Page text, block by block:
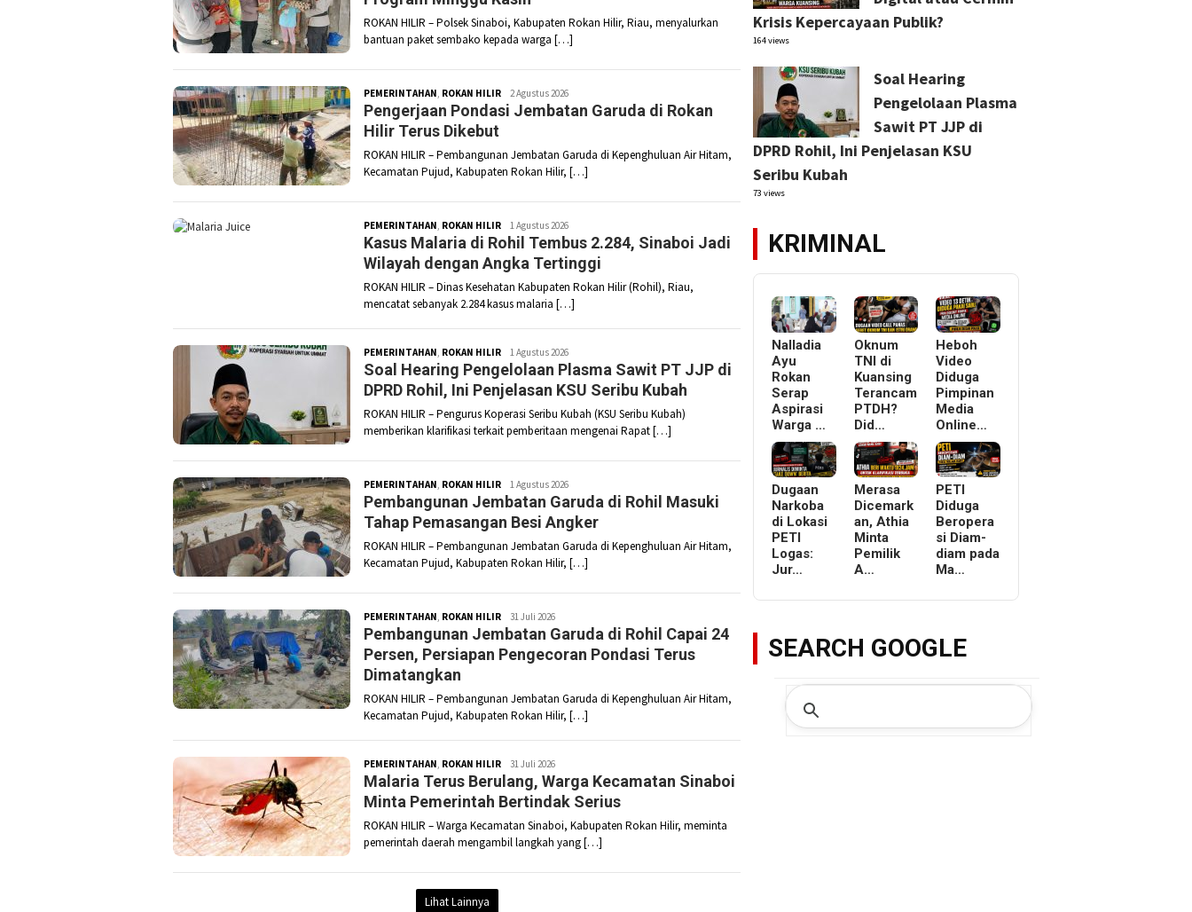
ROKAN HILIR – Polsek Sinaboi, Kabupaten Rokan Hilir, Riau, menyalurkan
bantuan paket sembako kepada warga […]
PEMERINTAHAN, ROKAN HILIR Redaksi
2 Agustus 2026
Pengerjaan Pondasi Jembatan Garuda di Rokan
Hilir Terus Dikebut
ROKAN HILIR – Pembangunan Jembatan Garuda di Kepenghuluan Air Hitam,
Kecamatan Pujud, Kabupaten Rokan Hilir, […]
PEMERINTAHAN, ROKAN HILIR Redaksi
1 Agustus 2026
Kasus Malaria di Rohil Tembus 2.284, Sinaboi Jadi
Wilayah dengan Angka Tertinggi
ROKAN HILIR – Dinas Kesehatan Kabupaten Rokan Hilir (Rohil), Riau,
mencatat sebanyak 2.284 kasus malaria […]
PEMERINTAHAN, ROKAN HILIR Redaksi
1 Agustus 2026
Soal Hearing Pengelolaan Plasma Sawit PT JJP di
DPRD Rohil, Ini Penjelasan KSU Seribu Kubah
ROKAN HILIR – Pengurus Koperasi Seribu Kubah (KSU Seribu Kubah)
memberikan klarifikasi terkait pemberitaan mengenai Rapat […]
PEMERINTAHAN, ROKAN HILIR Redaksi
1 Agustus 2026
Pembangunan Jembatan Garuda di Rohil Masuki
Tahap Pemasangan Besi Angker
ROKAN HILIR – Pembangunan Jembatan Garuda di Kepenghuluan Air Hitam,
Kecamatan Pujud, Kabupaten Rokan Hilir, […]
PEMERINTAHAN, ROKAN HILIR Redaksi
31 Juli 2026
Pembangunan Jembatan Garuda di Rohil Capai 24
Persen, Persiapan Pengecoran Pondasi Terus
Dimatangkan
ROKAN HILIR – Pembangunan Jembatan Garuda di Kepenghuluan Air Hitam,
Kecamatan Pujud, Kabupaten Rokan Hilir, […]
PEMERINTAHAN, ROKAN HILIR Redaksi
31 Juli 2026
Malaria Terus Berulang, Warga Kecamatan Sinaboi
Minta Pemerintah Bertindak Serius
ROKAN HILIR – Warga Kecamatan Sinaboi, Kabupaten Rokan Hilir, meminta
pemerintah daerah mengambil langkah yang […]
Lihat Lainnya
Krisis Kepercayaan Publik?
164 views
Soal Hearing
Pengelolaan Plasma
Sawit PT JJP di
DPRD Rohil, Ini Penjelasan KSU
Seribu Kubah
73 views
KRIMINAL
Nalladia
Ayu
Rokan
Serap
Aspirasi
Warga …
Oknum
TNI di
Kuansing
Terancam
PTDH?
Did…
Heboh
Video
Diduga
Pimpinan
Media
Online…
Dugaan
Narkoba
di Lokasi
PETI
Logas:
Jur…
Merasa
Dicemark
an, Athia
Minta
Pemilik
A…
PETI
Diduga
Beropera
si Diam-
diam pada
Ma…
SEARCH GOOGLE